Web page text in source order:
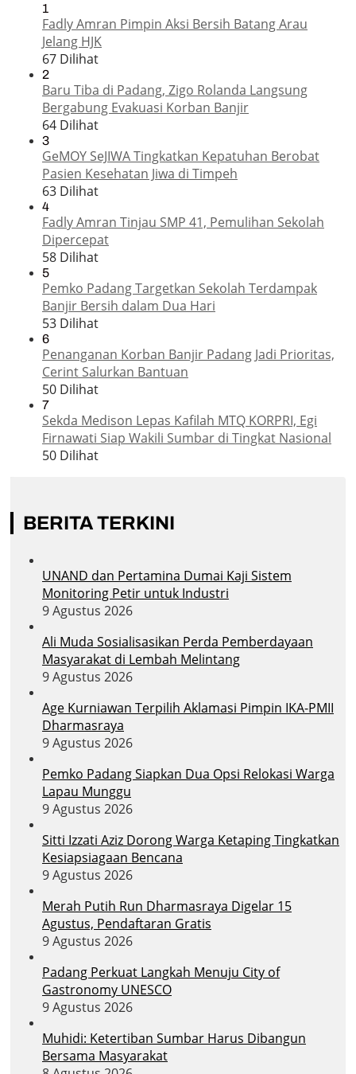
1
Fadly Amran Pimpin Aksi Bersih Batang Arau
Jelang HJK
67 Dilihat
2
Baru Tiba di Padang, Zigo Rolanda Langsung
Bergabung Evakuasi Korban Banjir
64 Dilihat
3
GeMOY SeJIWA Tingkatkan Kepatuhan Berobat
Pasien Kesehatan Jiwa di Timpeh
63 Dilihat
4
Fadly Amran Tinjau SMP 41, Pemulihan Sekolah
Dipercepat
58 Dilihat
5
Pemko Padang Targetkan Sekolah Terdampak
Banjir Bersih dalam Dua Hari
53 Dilihat
6
Penanganan Korban Banjir Padang Jadi Prioritas,
Cerint Salurkan Bantuan
50 Dilihat
7
Sekda Medison Lepas Kafilah MTQ KORPRI, Egi
Firnawati Siap Wakili Sumbar di Tingkat Nasional
50 Dilihat
BERITA TERKINI
UNAND dan Pertamina Dumai Kaji Sistem
Monitoring Petir untuk Industri
9 Agustus 2026
Ali Muda Sosialisasikan Perda Pemberdayaan
Masyarakat di Lembah Melintang
9 Agustus 2026
Age Kurniawan Terpilih Aklamasi Pimpin IKA-PMII
Dharmasraya
9 Agustus 2026
Pemko Padang Siapkan Dua Opsi Relokasi Warga
Lapau Munggu
9 Agustus 2026
Sitti Izzati Aziz Dorong Warga Ketaping Tingkatkan
Kesiapsiagaan Bencana
9 Agustus 2026
Merah Putih Run Dharmasraya Digelar 15
Agustus, Pendaftaran Gratis
9 Agustus 2026
Padang Perkuat Langkah Menuju City of
Gastronomy UNESCO
9 Agustus 2026
Muhidi: Ketertiban Sumbar Harus Dibangun
Bersama Masyarakat